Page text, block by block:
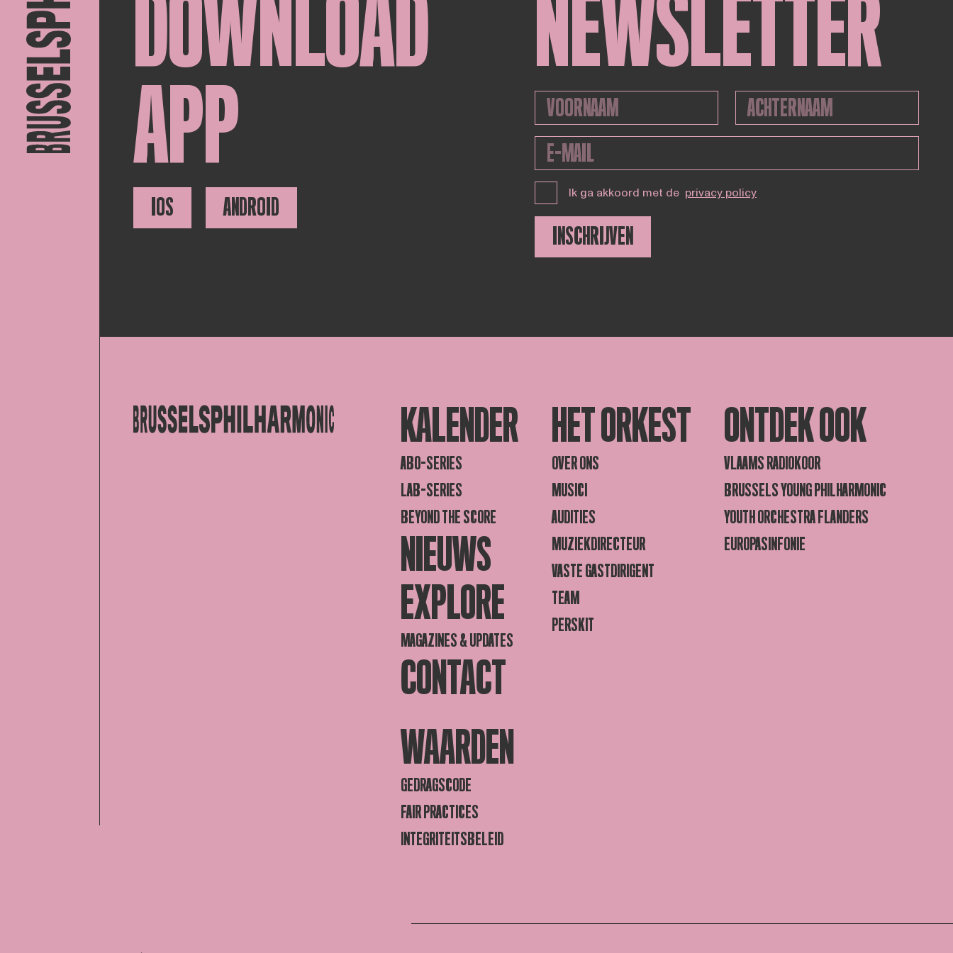
DOWNLOAD
APP
IOS ANDROID
NEWSLETTER
Ik ga akkoord met de privacy policy
INSCHRIJVEN
KALENDER
ABO-SERIES
LAB-SERIES
BEYOND THE SCORE
NIEUWS
EXPLORE
MAGAZINES & UPDATES
CONTACT
HET ORKEST
OVER ONS
MUSICI
AUDITIES
MUZIEKDIRECTEUR
VASTE GASTDIRIGENT
TEAM
PERSKIT
ONTDEK OOK
VLAAMS RADIOKOOR
BRUSSELS YOUNG PHILHARMONIC
YOUTH ORCHESTRA FLANDERS
EUROPASINFONIE
WAARDEN
GEDRAGSCODE
FAIR PRACTICES
INTEGRITEITSBELEID